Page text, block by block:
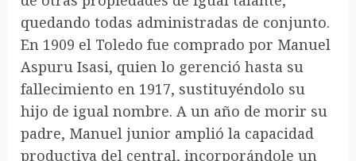
quedando todas administradas de conjunto.
En 1909 el Toledo fue comprado por Manuel
Aspuru Isasi, quien lo gerenció hasta su
fallecimiento en 1917, sustituyéndolo su
hijo de igual nombre. A un año de morir su
padre, Manuel junior amplió la capacidad
productiva del central, incorporándole un